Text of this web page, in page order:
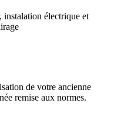
électrique et
de votre ancienne
remise aux normes.